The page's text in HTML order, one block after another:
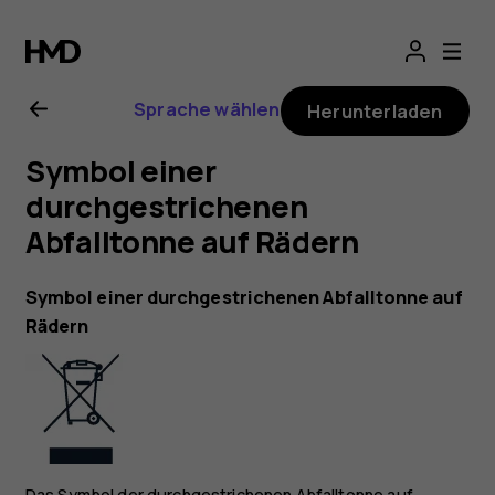
Nokia 2720-
Sprache wählen Herunterladen
Symbol einer
durchgestrichenen
Abfalltonne auf Rädern
Symbol einer durchgestrichenen Abfalltonne auf
Rädern